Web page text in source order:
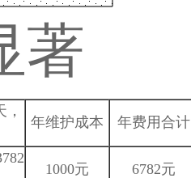
著
年维护成本 年费用合计
1000元 6782元